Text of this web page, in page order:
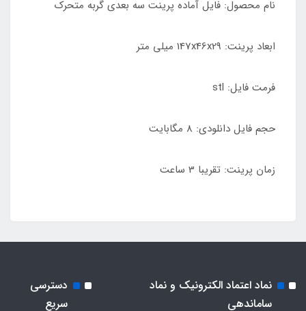
نام محصول: فایل آماده پرینت سه بعدی گربه متحرک
ابعاد پرینت: 147x46x29 میلی متر
فرمت فایل: stl
حجم فایل دانلودی: 8 مگابایت
زمان پرینت: تقریبا 3 ساعت
نماد اعتماد الکترونیک و نماد
ساماندهی
دسترسی
سریع